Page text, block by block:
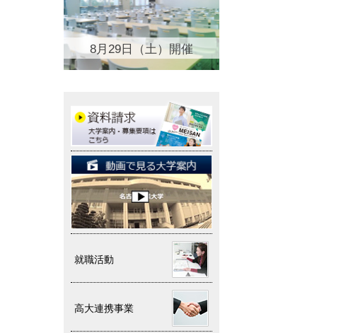
8月29日（土）開催
就職活動
高大連携事業